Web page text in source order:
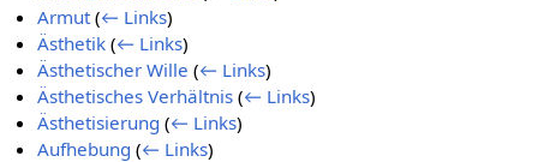
Armut (← Links)
Ästhetik (← Links)
Ästhetischer Wille (← Links)
Ästhetisches Verhältnis (← Links)
Ästhetisierung (← Links)
Aufhebung (← Links)